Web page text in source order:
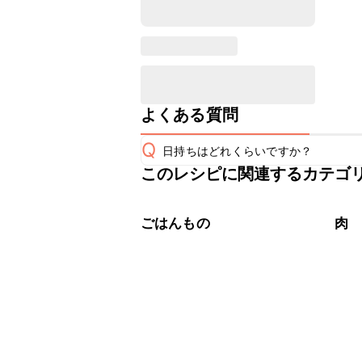
よくある質問
Q 日持ちはどれくらいですか？
こちらのレシピは出来たてをお召し
※日持ちは目安です。
このレシピに関連するカテゴ
ごはんもの 肉